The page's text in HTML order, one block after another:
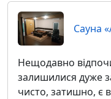
Сауна
Нещодавно
залишилися дуже
чисто, затишно, є